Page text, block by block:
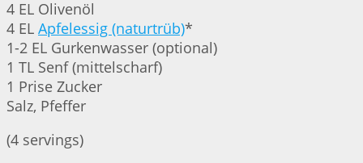
4 EL Olivenöl
4 EL Apfelessig (naturtrüb)*
1-2 EL Gurkenwasser (optional)
1 TL Senf (mittelscharf)
1 Prise Zucker
Salz, Pfeffer
(4 servings)